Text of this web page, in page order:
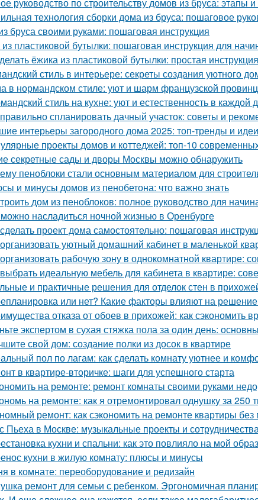
технология сборки дома из бруса: пошаговое
бруса своими руками: пошаговая инструкция
пластиковой бутылки: пошаговая инструкция для
ёжика из пластиковой бутылки: простая
стиль в интерьере: секреты создания уютного
в нормандском стиле: уют и шарм французской
стиль на кухне: уют и естественность в каждой
спланировать дачный участок: советы и
интерьеры загородного дома 2025: топ-тренды и идеи
проекты домов и коттеджей: топ-10
секретные сады и дворы Москвы можно обнаружить
пеноблоки стали основным материалом для
и минусы домов из пенобетона: что важно знать
дом из пеноблоков: полное руководство для
насладиться ночной жизнью в Оренбурге
проект дома самостоятельно: пошаговая
уютный домашний кабинет в маленькой
рабочую зону в однокомнатной квартире:
идеальную мебель для кабинета в квартире:
и практичные решения для отделок стен в
или нет? Какие факторы влияют на
отказа от обоев в прихожей: как сэкономить
экспертом в сухая стяжка пола за один день:
свой дом: создание полки из досок в квартире
пол по лагам: как сделать комнату уютнее и
в квартире-вторичке: шаги для успешного старта
на ремонте: ремонт комнаты своими руками
на ремонте: как я отремонтировал однушку за 250
ремонт: как сэкономить на ремонте квартиры без
Пьеха в Москве: музыкальные проекты и
кухни и спальни: как это повлияло на мой
кухни в жилую комнату: плюсы и минусы
в комнате: переоборудование и редизайн
ремонт для семьи с ребенком. Эргономичная